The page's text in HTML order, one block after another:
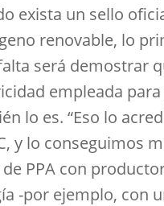
exista un sello
renovable, lo
será demostrar
empleada
lo es. “Eso lo
y lo conseguimos
PPA con
-por ejemplo, con